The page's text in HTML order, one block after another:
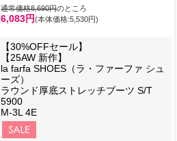
通常価格8,690円のところ
6,083円(本体価格:5,530円)
【30%OFFセール】
【25AW 新作】
la farfa SHOES（ラ・ファーファ シュ
ーズ）
ラウンド厚底ストレッチブーツ S/T
5900
M-3L 4E